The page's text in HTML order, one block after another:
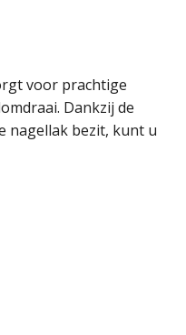
voor prachtige
Dankzij de
nagellak bezit, kunt u